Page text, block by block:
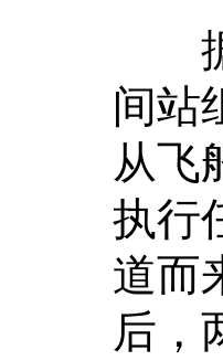
据
间站
从飞
执行
道而
后，